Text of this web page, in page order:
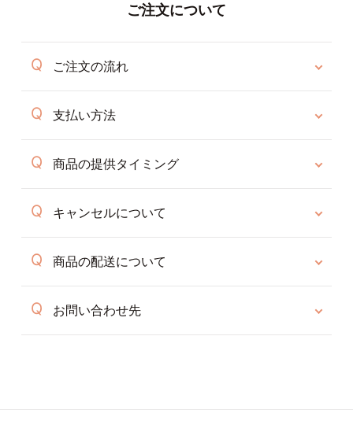
ご注文について
ご注文の流れ
支払い方法
商品の提供タイミング
キャンセルについて
商品の配送について
お問い合わせ先